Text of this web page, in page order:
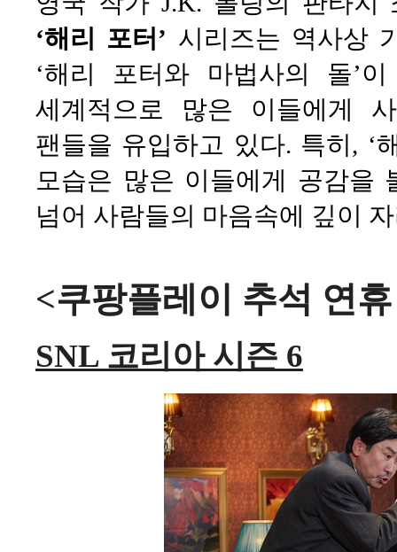
‘해리 포터’ 시리즈는 역사상
‘해리 포터와 마법사의 돌’
세계적으로 많은 이들에게
팬들을 유입하고 있다. 특히, ‘
모습은 많은 이들에게 공감을
넘어 사람들의 마음속에 깊이
<쿠팡플레이 추석 연
SNL 코리아 시즌 6